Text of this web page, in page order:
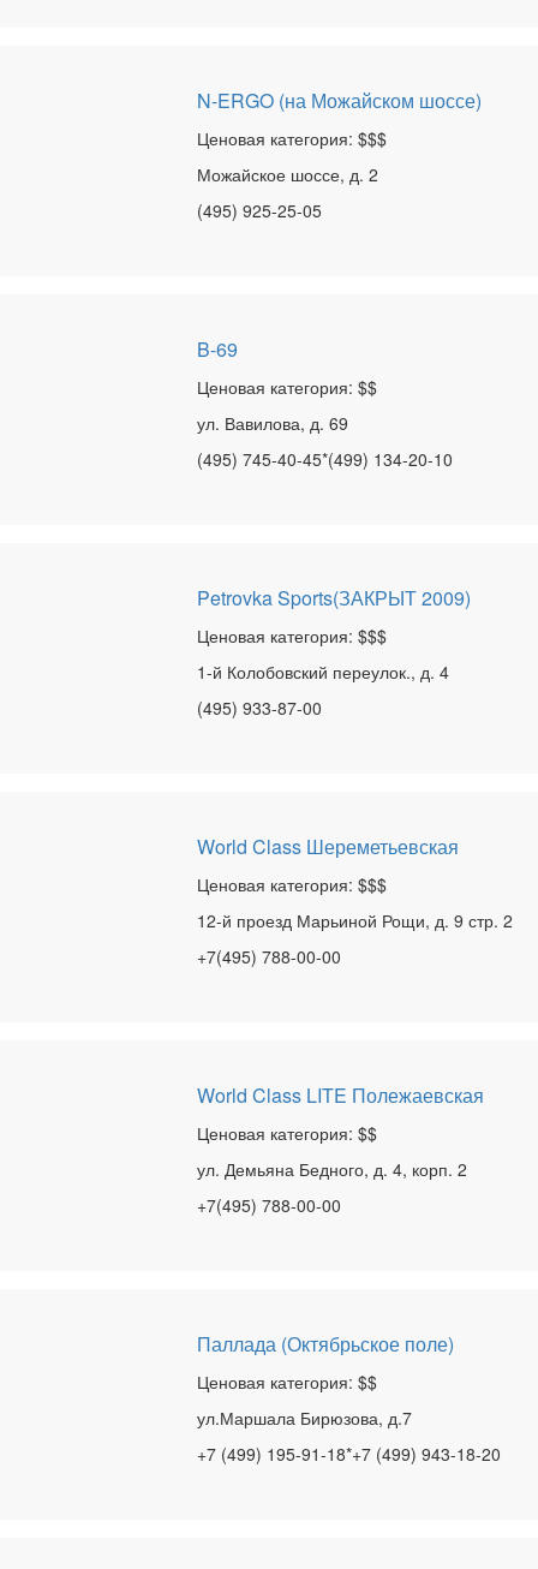
N-ERGO (на Можайском шоссе)
Ценовая категория: $$$
Можайское шоссе, д. 2
(495) 925-25-05
B-69
Ценовая категория: $$
ул. Вавилова, д. 69
(495) 745-40-45*(499) 134-20-10
Petrovka Sports(ЗАКРЫТ 2009)
Ценовая категория: $$$
1-й Колобовский переулок., д. 4
(495) 933-87-00
World Class Шереметьевская
Ценовая категория: $$$
12-й проезд Марьиной Рощи, д. 9 стр. 2
+7(495) 788-00-00
World Class LITE Полежаевская
Ценовая категория: $$
ул. Демьяна Бедного, д. 4, корп. 2
+7(495) 788-00-00
Паллада (Октябрьское поле)
Ценовая категория: $$
ул.Маршала Бирюзова, д.7
+7 (499) 195-91-18*+7 (499) 943-18-20